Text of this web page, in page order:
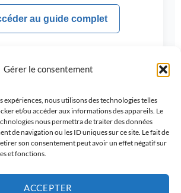
Gérer le consentement
expériences, nous utilisons des technologies telles
et/ou accéder aux informations des appareils. Le
nous permettra de traiter des données
de navigation ou les ID uniques sur ce site. Le fait de
son consentement peut avoir un effet négatif sur
et fonctions.
ACCEPTER
au guide complet
Réponses aux
fréquentes
création et la